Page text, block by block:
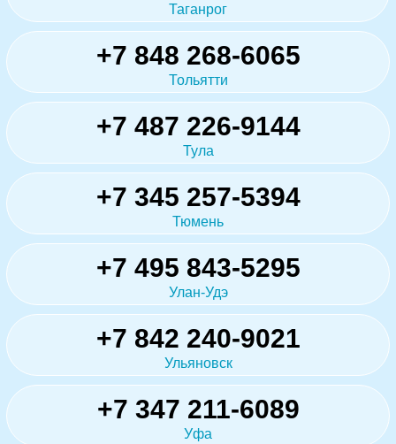
Таганрог
+7 848 268-6065
Тольятти
+7 487 226-9144
Тула
+7 345 257-5394
Тюмень
+7 495 843-5295
Улан-Удэ
+7 842 240-9021
Ульяновск
+7 347 211-6089
Уфа